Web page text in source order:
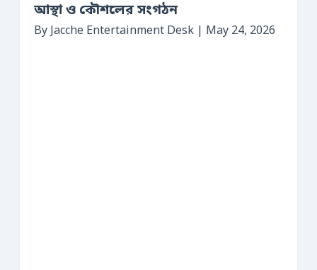
আস্থা ও কৌশলের সংগঠন
By Jacche Entertainment Desk | May 24, 2026